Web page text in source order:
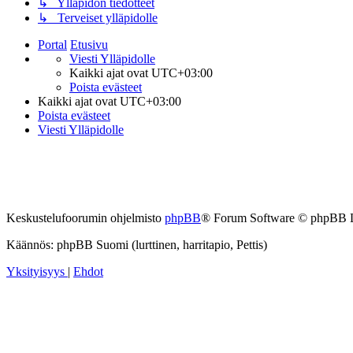
↳ Ylläpidon tiedotteet
↳ Terveiset ylläpidolle
Portal Etusivu
Viesti Ylläpidolle
Kaikki ajat ovatUTC+03:00
Poista evästeet
Kaikki ajat ovatUTC+03:00
Poista evästeet
Viesti Ylläpidolle
Keskustelufoorumin ohjelmisto phpBB® Forum Software © phpBB
Käännös: phpBB Suomi (lurttinen, harritapio, Pettis)
Yksityisyys | Ehdot